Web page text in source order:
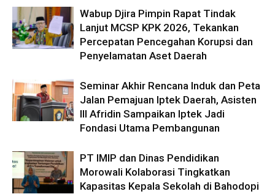
Wabup Djira Pimpin Rapat Tindak
Lanjut MCSP KPK 2026, Tekankan
Percepatan Pencegahan Korupsi dan
Penyelamatan Aset Daerah
Seminar Akhir Rencana Induk dan Peta
Jalan Pemajuan Iptek Daerah, Asisten
III Afridin Sampaikan Iptek Jadi
Fondasi Utama Pembangunan
PT IMIP dan Dinas Pendidikan
Morowali Kolaborasi Tingkatkan
Kapasitas Kepala Sekolah di Bahodopi